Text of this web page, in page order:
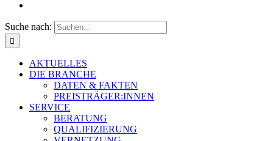
Suche nach:
AKTUELLES
DIE BRANCHE
DATEN & FAKTEN
PREISTRÄGER:INNEN
SERVICE
BERATUNG
QUALIFIZIERUNG